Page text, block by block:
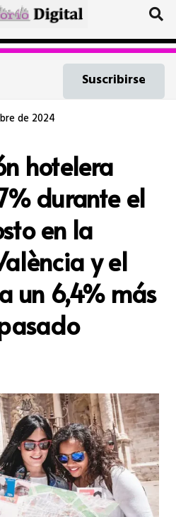
Suscribirse
de 2024
hotelera
durante el
en la
y el
un 6,4% más